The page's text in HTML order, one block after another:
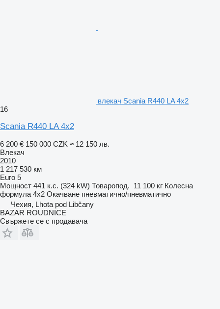
влекач Scania R440 LA 4x2
16
Scania R440 LA 4x2
6 200 € 150 000 CZK ≈ 12 150 лв.
Влекач
2010
1 217 530 км
Euro 5
Мощност 441 к.с. (324 kW) Товаропод. 11 100 кг Колесна
формула 4x2 Окачване пневматично/пневматично
Чехия, Lhota pod Libčany
BAZAR ROUDNICE
Свържете се с продавача